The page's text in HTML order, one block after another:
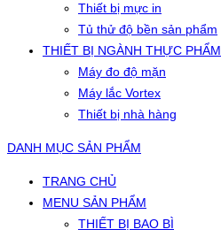
Thiết bị mực in
Tủ thử độ bền sản phẩm
THIẾT BỊ NGÀNH THỰC PHẨM
Máy đo độ mặn
Máy lắc Vortex
Thiết bị nhà hàng
DANH MỤC SẢN PHẨM
TRANG CHỦ
MENU SẢN PHẨM
THIẾT BỊ BAO BÌ